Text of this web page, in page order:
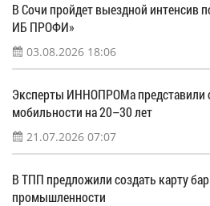
В Сочи пройдет выездной интенсив
ИБ ПРОФИ»
03.08.2026 18:06
Эксперты ИННОПРОМа представили
мобильности на 20–30 лет
21.07.2026 07:07
В ТПП предложили создать карту
промышленности